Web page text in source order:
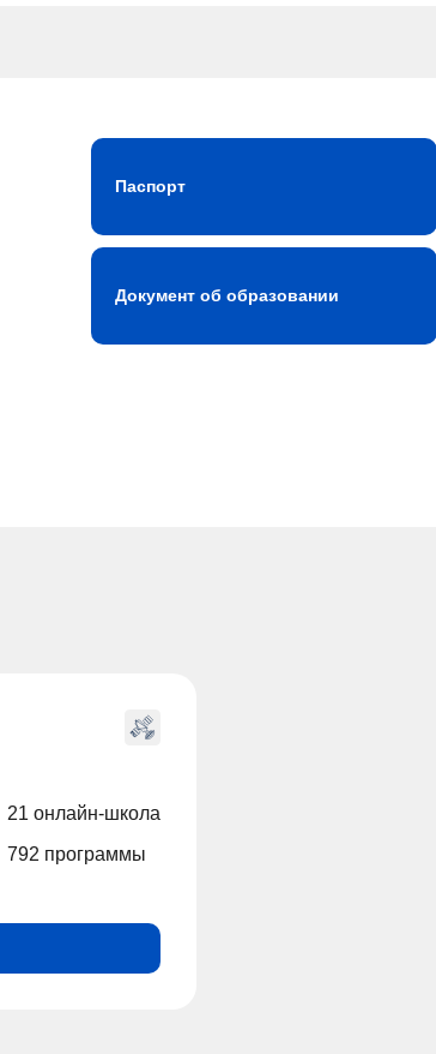
Паспорт
Документ об образовании
21 онлайн-школа
792 программы